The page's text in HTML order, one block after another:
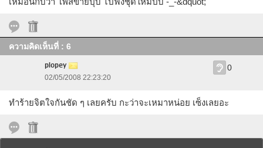
ความคิดเห็นที่ : 6
plopey
02/05/2008 22:23:20
0
ทำร้ายจิตใจกันชัด ๆ เลยครับ กะว่าจะเหมาหน่อย เซ็งเลยอะ